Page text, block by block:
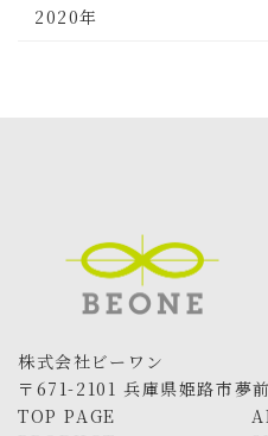
2020年
株式会社ビーワン
〒671-2101 兵庫県姫路市夢
TOP PAGE